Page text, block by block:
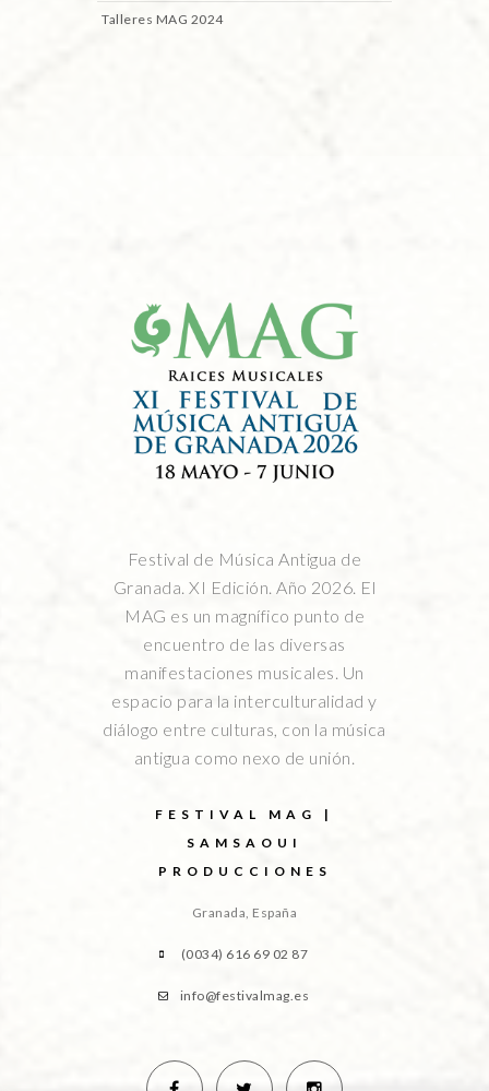
Talleres MAG 2024
Festival de Música Antigua de
Granada. XI Edición. Año 2026. El
MAG es un magnífico punto de
encuentro de las diversas
manifestaciones musicales. Un
espacio para la interculturalidad y
diálogo entre culturas, con la música
antigua como nexo de unión.
FESTIVAL MAG |
SAMSAOUI
PRODUCCIONES
Granada, España
(0034) 616 69 02 87
info@festivalmag.es